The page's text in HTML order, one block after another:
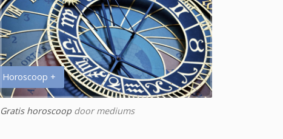
Horoscoop +
Gratis horoscoopdoor mediums